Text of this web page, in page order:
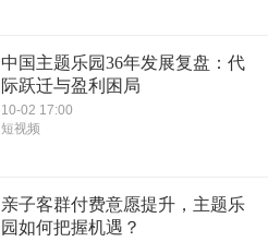
中国主题乐园36年发展复盘：代
际跃迁与盈利困局
10-02 17:00
短视频
亲子客群付费意愿提升，主题乐
园如何把握机遇？